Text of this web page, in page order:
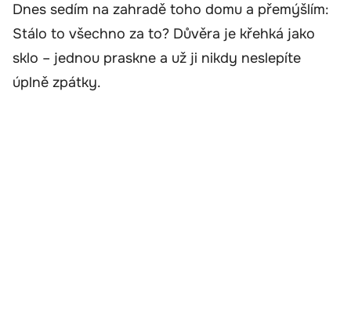
Dnes sedím na zahradě toho domu a přemýšlím:
Stálo to všechno za to? Důvěra je křehká jako
sklo – jednou praskne a už ji nikdy neslepíte
úplně zpátky.